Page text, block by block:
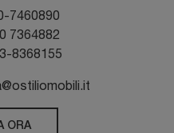
7460890
7364882
8368155
ORA